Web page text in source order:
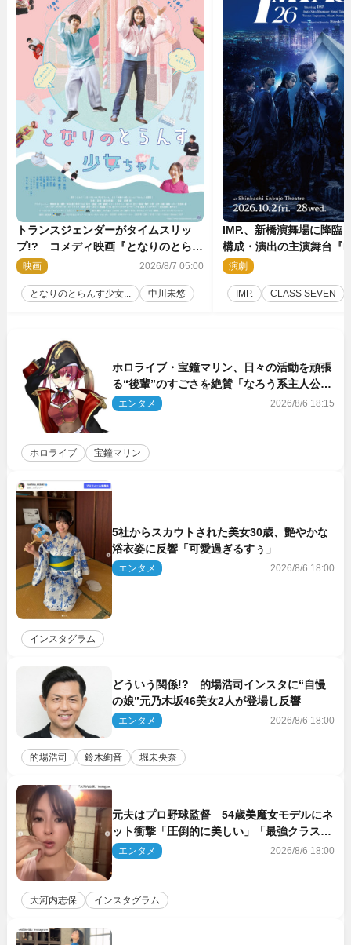
トランスジェンダーがタイムスリッ
プ!? コメディ映画『となりのとらん
す少女ちゃん』11.7公開決定
映画 2026/8/7 05:00
となりのとらんす少女... 中川未悠
IMP.、新橋演舞場に降
構成・演出の主演舞台『
上演決定
演劇
IMP. CLASS SEVEN
ホロライブ・宝鐘マリン、日々の活動を頑張
る“後輩”のすごさを絶賛「なろう系主人公ま
である」
エンタメ 2026/8/6 18:15
ホロライブ 宝鐘マリン
5社からスカウトされた美女30歳、艶やかな
浴衣姿に反響「可愛過ぎるすぅ」
エンタメ 2026/8/6 18:00
インスタグラム
どういう関係!? 的場浩司インスタに“自慢
の娘”元乃木坂46美女2人が登場し反響
エンタメ 2026/8/6 18:00
的場浩司 鈴木絢音 堀未央奈
元夫はプロ野球監督 54歳美魔女モデルにネ
ット衝撃「圧倒的に美しい」「最強クラス」
「うっとり」
エンタメ 2026/8/6 18:00
大河内志保 インスタグラム